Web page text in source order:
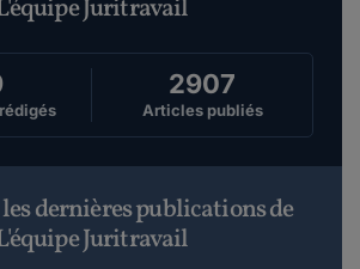
Juritravail
2907
Articles publiés
dernières publications de
Juritravail